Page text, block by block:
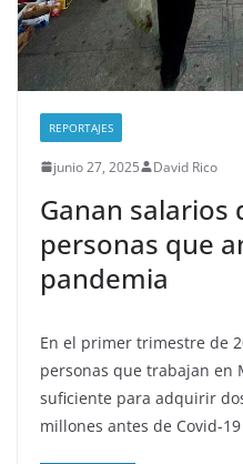
REPORTAJES
junio 27, 2025 David Rico
Ganan salarios
personas que
pandemia
En el primer trimestre de
personas que trabajan en
suficiente para adquirir
millones antes de Covid-19